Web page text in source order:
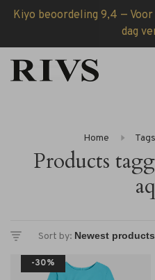
Kiyo beoordeling 9,4 —
dag
Home Tags
Products
Sort by:
-30%